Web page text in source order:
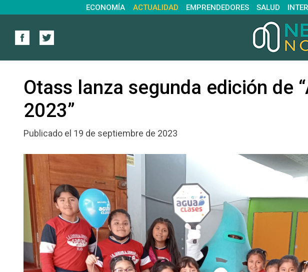
ECONOMÍA ACTUALIDAD EMPRENDEDORES SALUD
Otass lanza segunda edición de
2023”
Publicado el 19 de septiembre de 2023